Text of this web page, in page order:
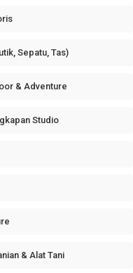
Sepatu, Tas)
& Adventure
Studio
& Alat Tani